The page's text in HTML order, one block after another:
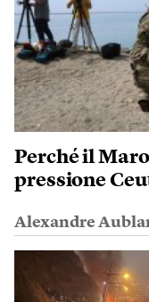
Perché il
pressione
Alexandre